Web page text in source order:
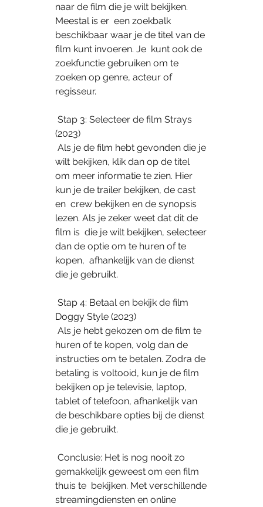
naar de film die je wilt bekijken.
Meestal is er  een zoekbalk
beschikbaar waar je de titel van de
film kunt invoeren. Je  kunt ook de
zoekfunctie gebruiken om te
zoeken op genre, acteur of
regisseur.
(2023)
wilt bekijken, klik dan op de titel
om meer informatie te zien. Hier
kun je de trailer bekijken, de cast
en  crew bekijken en de synopsis
lezen. Als je zeker weet dat dit de
film is  die je wilt bekijken, selecteer
dan de optie om te huren of te
kopen,  afhankelijk van de dienst
die je gebruikt.
Doggy Style (2023)
huren of te kopen, volg dan de
instructies om te betalen. Zodra de
betaling is voltooid, kun je de film
bekijken op je televisie, laptop,
tablet of telefoon, afhankelijk van
de beschikbare opties bij de dienst
die je gebruikt.
gemakkelijk geweest om een film
thuis te  bekijken. Met verschillende
streamingdiensten en online